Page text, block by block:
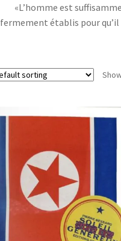
«L’homme est
fermement établis pour